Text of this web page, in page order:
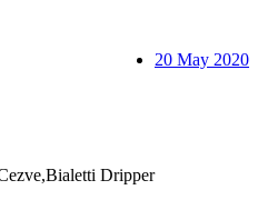
Dripper
20 May 2020